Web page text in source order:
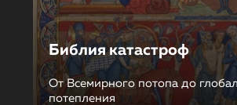
Библия катастроф
От Всемирного потопа до
потепления